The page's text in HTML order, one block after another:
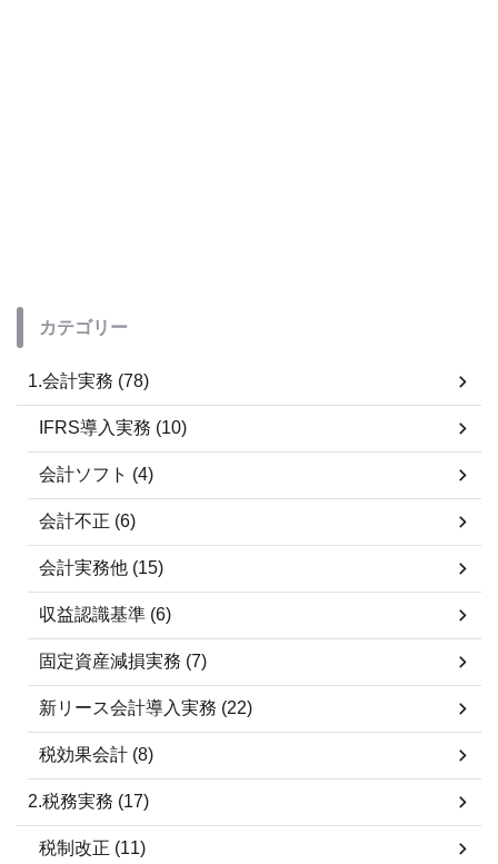
カテゴリー
1.会計実務 (78)
IFRS導入実務 (10)
会計ソフト (4)
会計不正 (6)
会計実務他 (15)
収益認識基準 (6)
固定資産減損実務 (7)
新リース会計導入実務 (22)
税効果会計 (8)
2.税務実務 (17)
税制改正 (11)